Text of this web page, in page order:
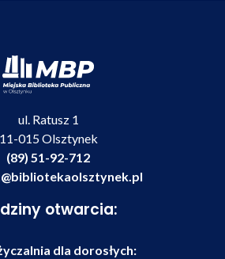
ul. Ratusz 1
11-015 Olsztynek
(89) 51-92-712
otwarcia:
dla dorosłych: